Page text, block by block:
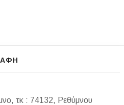
τκ : 74132, Ρεθύμνου